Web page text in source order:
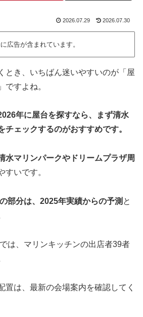
2026.07.29 2026.07.30
広告が含まれています。
とき、いちばん迷いやすいのが「屋
ですよね。
年に屋台を探すなら、まず清水
チェックするのがおすすめです。
水マリンパークやドリームプラザ周
すいです。
部分は、2025年実績からの予測 と
は、マリンキッチンの出店者39者
置は、最新の会場案内を確認してく